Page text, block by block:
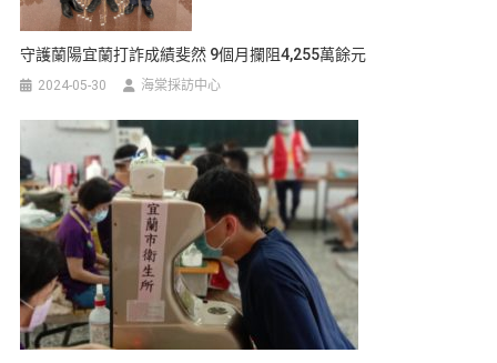
守護蘭陽宜蘭打詐成績斐然 9個月攔阻4,255萬餘元
2024-05-30 海棠採訪中心